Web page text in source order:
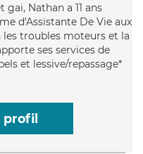
gai, Nathan a 11 ans
d'Assistante De Vie aux
les troubles moteurs et la
ses services de
et lessive/repassage*